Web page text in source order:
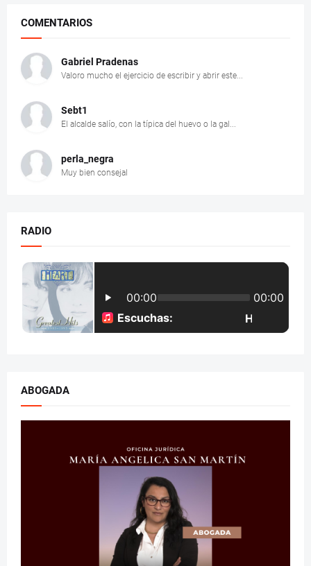
COMENTARIOS
Gabriel Pradenas
Valoro mucho el ejercicio de escribir y abrir este...
Sebt1
El alcalde salío, con la típica del huevo o la gal...
perla_negra
Muy bien consejal
RADIO
ABOGADA